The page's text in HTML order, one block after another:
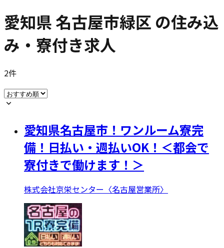
愛知県 名古屋市緑区 の住み込
み・寮付き求人
2件
愛知県名古屋市！ワンルーム寮完
備！日払い・週払いOK！＜都会で
寮付きで働けます！＞
株式会社京栄センター〈名古屋営業所〉